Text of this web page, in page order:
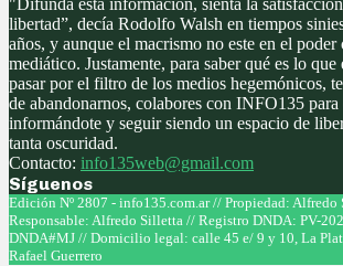
"Difunda esta información, sienta la
libertad”, decía Rodolfo Walsh en tiempos
años, y aunque el macrismo no este en el
mediático. Justamente, para saber qué es lo que
pasar por el filtro de los medios hegemónicos,
de abandonarnos, colabores con INFO135
informándote y seguir siendo un espacio de
tanta oscuridad.
Contacto: info135web@gmail.com
Síguenos
Facebook
Twitter
Instagram
Youtube
Edición Nº 2807 - info135.com.ar // Propiedad:
Responsable: Alfredo Silletta // Registro DNDA: PV-
DNDA#MJ // Domicilio legal: calle 45 e/ 9 y 10, La
Rafael Guerrero